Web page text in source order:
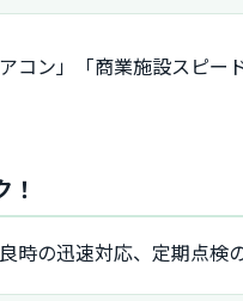
コン」「商業施設スピー
の迅速対応、定期点検